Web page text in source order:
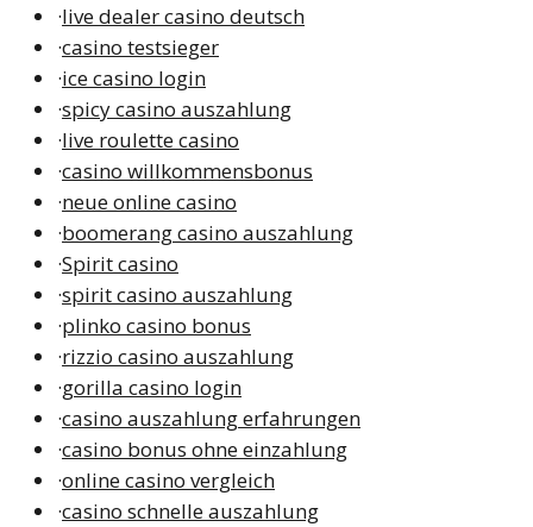
·live dealer casino deutsch
·casino testsieger
·ice casino login
·spicy casino auszahlung
·live roulette casino
·casino willkommensbonus
·neue online casino
·boomerang casino auszahlung
·Spirit casino
·spirit casino auszahlung
·plinko casino bonus
·rizzio casino auszahlung
·gorilla casino login
·casino auszahlung erfahrungen
·casino bonus ohne einzahlung
·online casino vergleich
·casino schnelle auszahlung